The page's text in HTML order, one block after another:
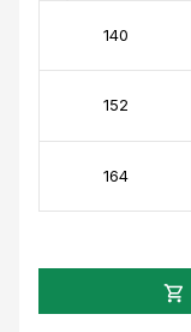
140
152
164
shopping_cart